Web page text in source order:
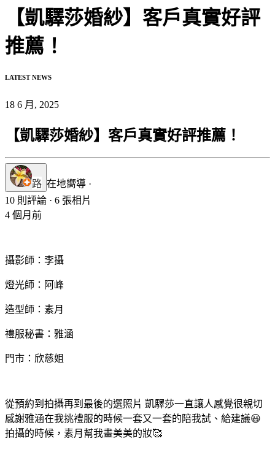
【凱驛莎婚紗】客戶真實好評
推薦！
LATEST NEWS
18 6 月, 2025
【凱驛莎婚紗】客戶真實好評推薦！
路 在地嚮導 ·
10 則評論 · 6 張相片
4 個月前
攝影師：李攝
燈光師：阿峰
造型師：素月
禮服秘書：雅涵
門市：欣慈姐
從預約到拍攝再到最後的選照片 凱驛莎一直讓人感覺很親切
感謝雅涵在我挑禮服的時候一套又一套的陪我試、給建議😃
拍攝的時候，素月幫我畫美美的妝🥰